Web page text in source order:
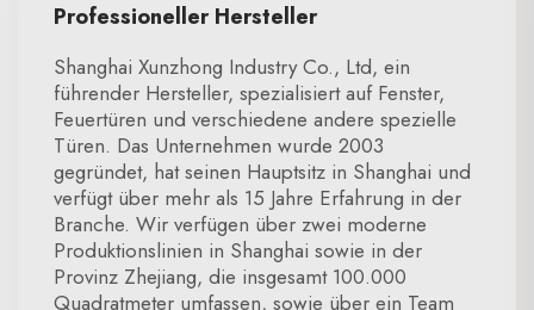
Professioneller Hersteller
Shanghai Xunzhong Industry Co., Ltd, ein
führender Hersteller, spezialisiert auf Fenster,
Feuertüren und verschiedene andere spezielle
Türen. Das Unternehmen wurde 2003
gegründet, hat seinen Hauptsitz in Shanghai und
verfügt über mehr als 15 Jahre Erfahrung in der
Branche. Wir verfügen über zwei moderne
Produktionslinien in Shanghai sowie in der
Provinz Zhejiang, die insgesamt 100.000
Quadratmeter umfassen, sowie über ein Team